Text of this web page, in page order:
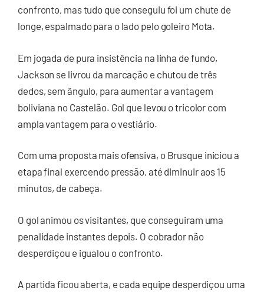
confronto, mas tudo que conseguiu foi um chute de
longe, espalmado para o lado pelo goleiro Mota.
Em jogada de pura insistência na linha de fundo,
Jackson se livrou da marcação e chutou de três
dedos, sem ângulo, para aumentar a vantagem
boliviana no Castelão. Gol que levou o tricolor com
ampla vantagem para o vestiário.
Com uma proposta mais ofensiva, o Brusque iniciou a
etapa final exercendo pressão, até diminuir aos 15
minutos, de cabeça.
O gol animou os visitantes, que conseguiram uma
penalidade instantes depois. O cobrador não
desperdiçou e igualou o confronto.
A partida ficou aberta, e cada equipe desperdiçou uma